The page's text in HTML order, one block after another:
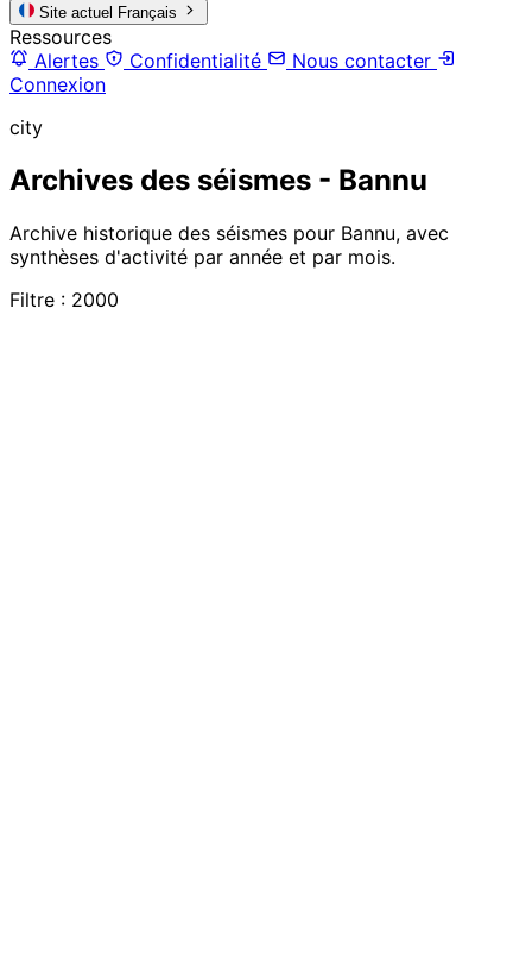
Site actuel Français
Ressources
Alertes
Confidentialité
Nous contacter
Connexion
city
Archives des séismes - Bannu
Archive historique des séismes pour Bannu, avec
synthèses d'activité par année et par mois.
Filtre : 2000